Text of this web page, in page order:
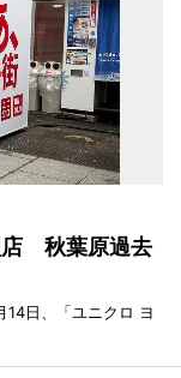
店 秋葉原過去
14日、「ユニクロ ヨ